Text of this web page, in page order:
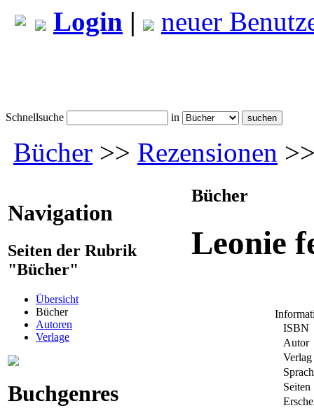
Login | neuer
Schnellsuche in
Bücher >> Rezensionen
Navigation
Seiten der Rubrik
"Bücher"
Übersicht
Bücher
Autoren
Verlage
Buchgenres
Bücher
Leonie
ISBN
Autor
Verlag
Seiten